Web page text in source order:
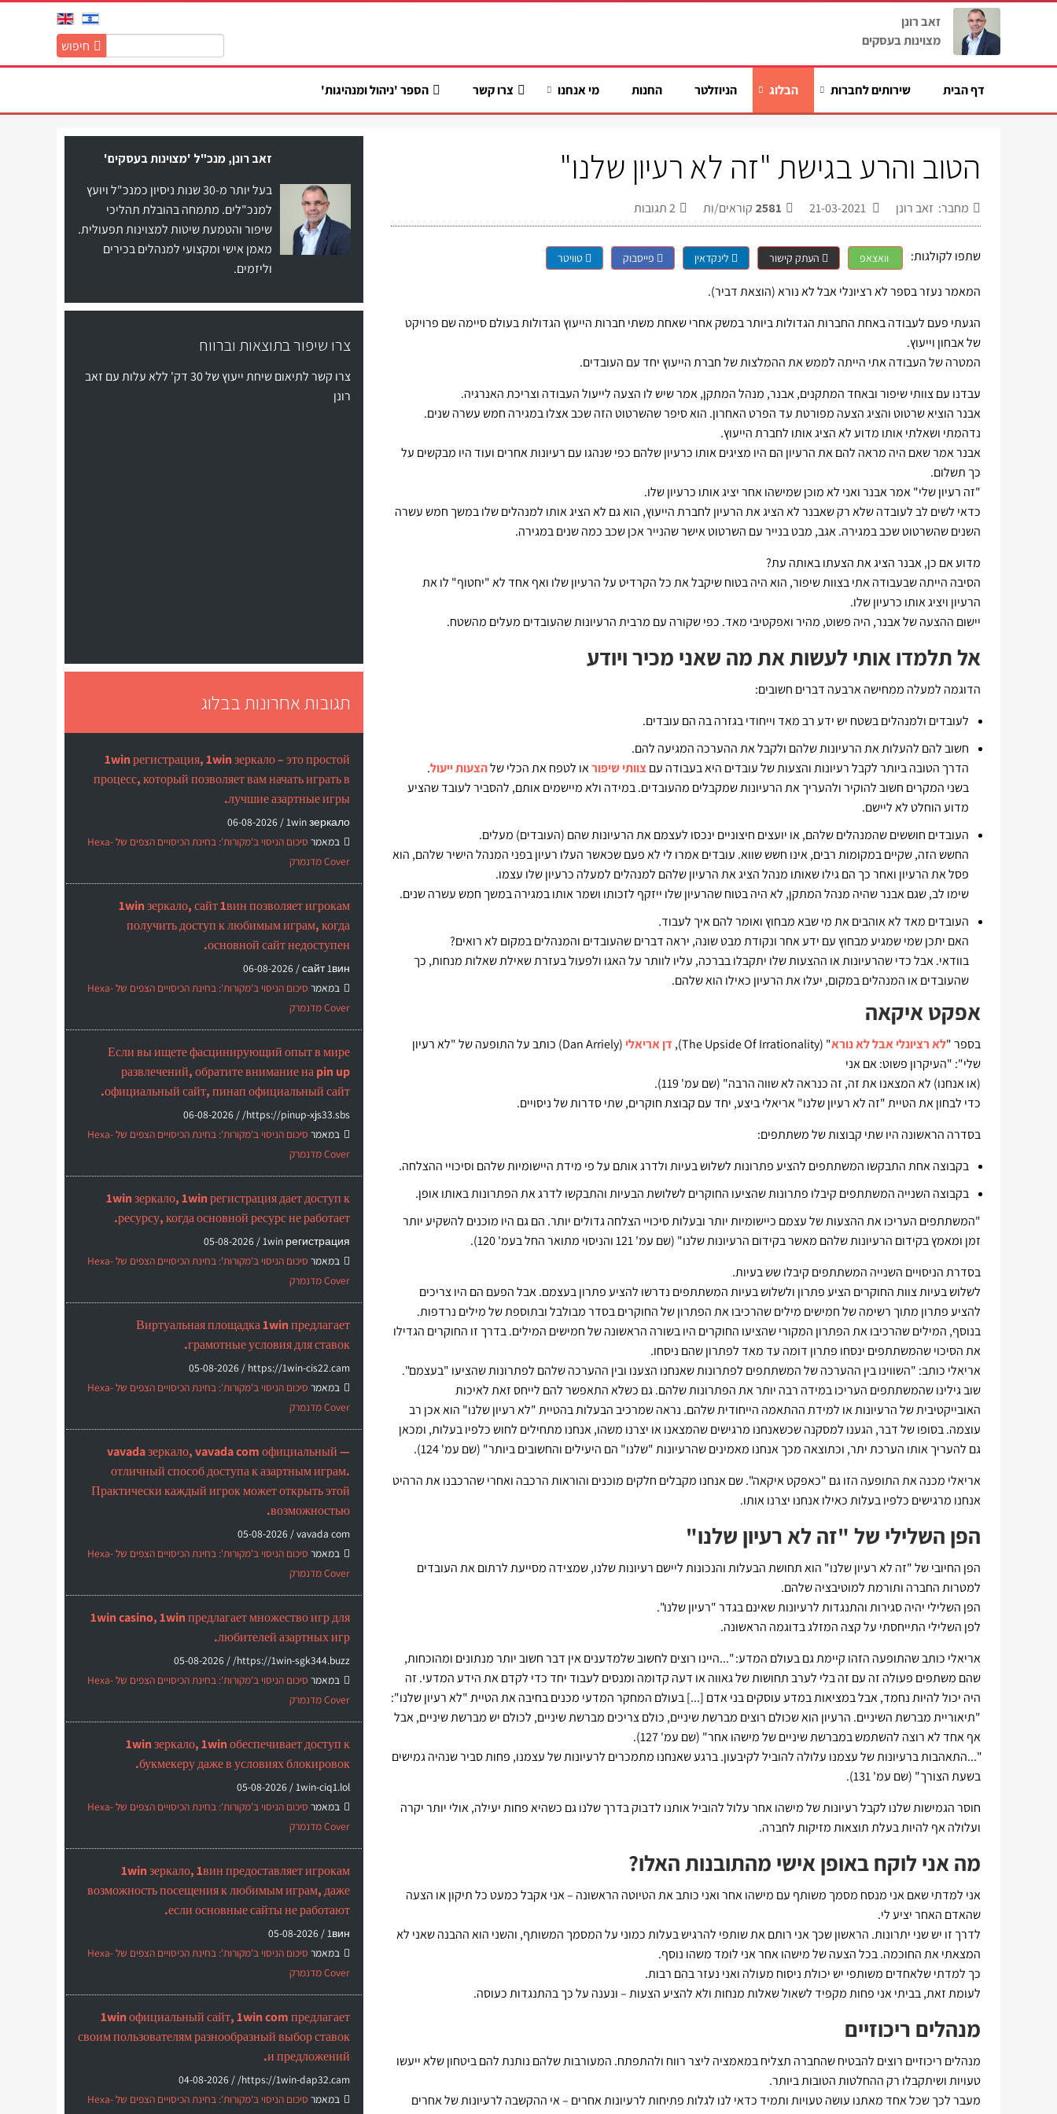
באתר:
חיפוש
זאב רונן
מצוינות בעסקים
דף הבית שירותים לחברות הבלוג הניוזלטר החנות מי אנחנו צרו קשר הספר 'ניהול ומנהיגות'
הטוב והרע בגישת "זה לא רעיון שלנו"
מחבר: זאב רונן 2581 קוראים/ות 2תגובות
שתפו לקולגות: וואצאפ העתק קישור לינקדאין פייסבוק טוויטר
המאמר נעזר בספר לא רציונלי אבל לא נורא (הוצאת דביר).
הגעתי פעם לעבודה באחת החברות הגדולות ביותר במשק אחרי שאחת משתי חברות הייעוץ הגדולות בעולם סיימה שם פרויקט
של אבחון וייעוץ.
המטרה של העבודה אתי הייתה לממש את ההמלצות של חברת הייעוץ יחד עם העובדים.
עבדנו עם צוותי שיפור ובאחד המתקנים, אבנר, מנהל המתקן, אמר שיש לו הצעה לייעול העבודה וצריכת האנרגיה.
אבנר הוציא שרטוט והציג הצעה מפורטת עד הפרט האחרון. הוא סיפר שהשרטוט הזה שכב אצלו במגירה חמש עשרה שנים.
נדהמתי ושאלתי אותו מדוע לא הציג אותו לחברת הייעוץ.
אבנר אמר שאם היה מראה להם את הרעיון הם היו מציגים אותו כרעיון שלהם כפי שנהגו עם רעיונות אחרים ועוד היו מבקשים על
כך תשלום.
"זה רעיון שלי" אמר אבנר ואני לא מוכן שמישהו אחר יציג אותו כרעיון שלו.
כדאי לשים לב לעובדה שלא רק שאבנר לא הציג את הרעיון לחברת הייעוץ, הוא גם לא הציג אותו למנהלים שלו במשך חמש עשרה
השנים שהשרטוט שכב במגירה. אגב, מבט בנייר עם השרטוט אישר שהנייר אכן שכב כמה שנים במגירה.
מדוע אם כן, אבנר הציג את הצעתו באותה עת?
הסיבה הייתה שבעבודה אתי בצוות שיפור, הוא היה בטוח שיקבל את כל הקרדיט על הרעיון שלו ואף אחד לא "יחטוף" לו את
הרעיון ויציג אותו כרעיון שלו.
יישום ההצעה של אבנר, היה פשוט, מהיר ואפקטיבי מאד. כפי שקורה עם מרבית הרעיונות שהעובדים מעלים מהשטח.
אל תלמדו אותי לעשות את מה שאני מכיר ויודע
הדוגמה למעלה ממחישה ארבעה דברים חשובים:
לעובדים ולמנהלים בשטח יש ידע רב מאד וייחודי בגזרה בה הם עובדים.
חשוב להם להעלות את הרעיונות שלהם ולקבל את ההערכה המגיעה להם.
הדרך הטובה ביותר לקבל רעיונות והצעות של עובדים היא בעבודה עם צוותי שיפוראו לטפח את הכלי שלהצעות ייעול.
בשני המקרים חשוב להוקיר ולהעריך את הרעיונות שמקבלים מהעובדים. במידה ולא מיישמים אותם, להסביר לעובד שהציע
מדוע הוחלט לא ליישם.
העובדים חוששים שהמנהלים שלהם, או יועצים חיצוניים ינכסו לעצמם את הרעיונות שהם (העובדים) מעלים.
החשש הזה, שקיים במקומות רבים, אינו חשש שווא. עובדים אמרו לי לא פעם שכאשר העלו רעיון בפני המנהל הישיר שלהם, הוא
פסל את הרעיון ואחר כך הם גילו שאותו מנהל הציג את הרעיון שלהם למנהלים למעלה כרעיון שלו עצמו.
שימו לב, שגם אבנר שהיה מנהל המתקן, לא היה בטוח שהרעיון שלו ייזקף לזכותו ושמר אותו במגירה במשך חמש עשרה שנים.
העובדים מאד לא אוהבים את מי שבא מבחוץ ואומר להם איך לעבוד.
האם יתכן שמי שמגיע מבחוץ עם ידע אחר ונקודת מבט שונה, יראה דברים שהעובדים והמנהלים במקום לא רואים?
בוודאי. אבל כדי שהרעיונות או ההצעות שלו יתקבלו בברכה, עליו לוותר על האגו ולפעול בעזרת שאילת שאלות מנחות, כך
שהעובדים או המנהלים במקום, יעלו את הרעיון כאילו הוא שלהם.
אפקט איקאה
בספר "לא רציונלי אבל לא נורא" (The Upside Of Irrationality), דן אריאלי
(Dan Arriely) כותב על התופעה של "לא רעיון
שלי": "העיקרון פשוט: אם אני
(או אנחנו) לא המצאנו את זה, זה כנראה לא שווה הרבה" (שם עמ' 119).
כדי לבחון את הטיית "זה לא רעיון שלנו" אריאלי ביצע, יחד עם קבוצת חוקרים, שתי סדרות של ניסויים.
בסדרה הראשונה היו שתי קבוצות של משתתפים:
בקבוצה אחת התבקשו המשתתפים להציע פתרונות לשלוש בעיות ולדרג אותם על פי מידת היישומיות שלהם וסיכויי ההצלחה.
בקבוצה השנייה המשתתפים קיבלו פתרונות שהציעו החוקרים לשלושת הבעיות והתבקשו לדרג את הפתרונות באותו אופן.
"המשתתפים העריכו את ההצעות של עצמם כיישומיות יותר ובעלות סיכויי הצלחה גדולים יותר. הם גם היו מוכנים להשקיע יותר
זמן ומאמץ בקידום הרעיונות שלהם מאשר בקידום הרעיונות שלנו" (שם עמ' 121 והניסוי מתואר החל בעמ' 120).
בסדרת הניסויים השנייה המשתתפים קיבלו שש בעיות.
לשלוש בעיות צוות החוקרים הציע פתרון ולשלוש בעיות המשתתפים נדרשו להציע פתרון בעצמם. אבל הפעם הם היו צריכים
להציע פתרון מתוך רשימה של חמישים מילים שהרכיבו את הפתרון של החוקרים בסדר מבולבל ובתוספת של מילים נרדפות.
בנוסף, המילים שהרכיבו את הפתרון המקורי שהציעו החוקרים היו בשורה הראשונה של חמישים המילים. בדרך זו החוקרים הגדילו
את הסיכוי שהמשתתפים ינסחו פתרון דומה עד מאד לפתרון שהם ניסחו.
אריאלי כותב: "השווינו בין ההערכה של המשתתפים לפתרונות שאנחנו הצענו ובין ההערכה שלהם לפתרונות שהציעו "בעצמם".
שוב גילינו שהמשתתפים העריכו במידה רבה יותר את הפתרונות שלהם. גם כשלא התאפשר להם לייחס זאת לאיכות
האובייקטיבית של הרעיונות או למידת ההתאמה הייחודית שלהם. נראה שמרכיב הבעלות בהטיית "לא רעיון שלנו" הוא אכן רב
עוצמה. בסופו של דבר, הגענו למסקנה שכשאנחנו מרגישים שהמצאנו או יצרנו משהו, אנחנו מתחילים לחוש כלפיו בעלות, ומכאן
גם להעריך אותו הערכת יתר, וכתוצאה מכך אנחנו מאמינים שהרעיונות "שלנו" הם היעילים והחשובים ביותר" (שם עמ' 124).
אריאלי מכנה את התופעה הזו גם "כאפקט איקאה". שם אנחנו מקבלים חלקים מוכנים והוראות הרכבה ואחרי שהרכבנו את הרהיט
אנחנו מרגישים כלפיו בעלות כאילו אנחנו יצרנו אותו.
הפן השלילי של "זה לא רעיון שלנו"
הפן החיובי של "זה לא רעיון שלנו" הוא תחושת הבעלות והנכונות ליישם רעיונות שלנו, שמצידה מסייעת לרתום את העובדים
למטרות החברה ותורמת למוטיבציה שלהם.
הפן השלילי יהיה סגירות והתנגדות לרעיונות שאינם בגדר "רעיון שלנו".
לפן השלילי התייחסתי על קצה המזלג בדוגמה הראשונה.
אריאלי כותב שהתופעה הזהו קיימת גם בעולם המדע: "...היינו רוצים לחשוב שלמדענים אין דבר חשוב יותר מנתונים ומהוכחות,
שהם משתפים פעולה זה עם זה בלי לערב תחושות של גאווה או דעה קדומה ומנסים לעבוד יחד כדי לקדם את הידע המדעי. זה
היה יכול להיות נחמד, אבל במציאות במדע עוסקים בני אדם [...] בעולם המחקר המדעי מכנים בחיבה את הטיית "לא רעיון שלנו":
"תיאוריית מברשת השיניים. הרעיון הוא שכולם רוצים מברשת שיניים, כולם צריכים מברשת שיניים, לכולם יש מברשת שיניים, אבל
אף אחד לא רוצה להשתמש במברשת שיניים של מישהו אחר" (שם עמ' 127).
"...התאהבות ברעיונות של עצמנו עלולה להוביל לקיבעון. ברגע שאנחנו מתמכרים לרעיונות של עצמנו, פחות סביר שנהיה גמישים
בשעת הצורך" (שם עמ' 131).
חוסר הגמישות שלנו לקבל רעיונות של מישהו אחר עלול להוביל אותנו לדבוק בדרך שלנו גם כשהיא פחות יעילה, אולי יותר יקרה
ועלולה אף להיות בעלת תוצאות מזיקות לחברה.
מה אני לוקח באופן אישי מהתובנות האלו?
אני למדתי שאם אני מנסח מסמך משותף עם מישהו אחר ואני כותב את הטיוטה הראשונה – אני אקבל כמעט כל תיקון או הצעה
שהאדם האחר יציע לי.
לדרך זו יש שני יתרונות. הראשון שכך אני רותם את שותפי להרגיש בעלות כמוני על המסמך המשותף, והשני הוא ההבנה שאני לא
המצאתי את החוכמה. בכל הצעה של מישהו אחר אני לומד משהו נוסף.
כך למדתי שלאחדים משותפי יש יכולת ניסוח מעולה ואני נעזר בהם רבות.
לעומת זאת, בביתי אני פחות מקפיד לשאול שאלות מנחות ולא להציע הצעות – ונענה על כך בהתנגדות כעוסה.
מנהלים ריכוזיים
מנהלים ריכוזיים רוצים להבטיח שהחברה תצליח במאמציה ליצר רווח ולהתפתח. המעורבות שלהם נותנת להם ביטחון שלא ייעשו
טעויות ושיתקבלו רק ההחלטות הטובות ביותר.
מעבר לכך שכל אחד מאתנו עושה טעויות ותמיד כדאי לנו לגלות פתיחות לרעיונות אחרים – אי ההקשבה לרעיונות של אחרים
זאב רונן, מנכ"ל 'מצוינות בעסקים'
בעל יותר מ-30 שנות ניסיון כמנכ"ל ויועץ
למנכ"לים. מתמחה בהובלת תהליכי
שיפור והטמעת שיטות למצוינות תפעולית.
מאמן אישי ומקצועי למנהלים בכירים
וליזמים.
צרו שיפור בתוצאות וברווח
צרו קשר לתיאום שיחת ייעוץ של 30 דק' ללא עלות עם זאב
רונן
תגובות אחרונות בבלוג
1win регистрация, 1win зеркало – это простой
процесс, который позволяет вам начать играть в
лучшие азартные игры.
1win зеркало /
06-08-2026
במאמר
סיכום הניסוי ב'מקורות': בחינת הכיסויים הצפים של Hexa-
Cover מדנמרק
1win зеркало, сайт 1вин позволяет игрокам
получить доступ к любимым играм, когда
основной сайт недоступен.
сайт 1вин /
06-08-2026
במאמר
סיכום הניסוי ב'מקורות': בחינת הכיסויים הצפים של Hexa-
Cover מדנמרק
Если вы ищете фасцинирующий опыт в мире
развлечений, обратите внимание на pin up
официальный сайт, пинап официальный сайт.
https://pinup-xjs33.sbs/ /
06-08-2026
במאמר
סיכום הניסוי ב'מקורות': בחינת הכיסויים הצפים של Hexa-
Cover מדנמרק
1win зеркало, 1win регистрация дает доступ к
ресурсу, когда основной ресурс не работает.
1win регистрация /
05-08-2026
במאמר
סיכום הניסוי ב'מקורות': בחינת הכיסויים הצפים של Hexa-
Cover מדנמרק
Виртуальная площадка 1win предлагает
грамотные условия для ставок.
https://1win-cis22.cam /
05-08-2026
במאמר
סיכום הניסוי ב'מקורות': בחינת הכיסויים הצפים של Hexa-
Cover מדנמרק
vavada зеркало, vavada com официальный —
отличный способ доступа к азартным играм.
Практически каждый игрок может открыть этой
возможностью.
vavada com /
05-08-2026
במאמר
סיכום הניסוי ב'מקורות': בחינת הכיסויים הצפים של Hexa-
Cover מדנמרק
1win casino, 1win предлагает множество игр для
любителей азартных игр.
https://1win-sgk344.buzz/ /
05-08-2026
במאמר
סיכום הניסוי ב'מקורות': בחינת הכיסויים הצפים של Hexa-
Cover מדנמרק
1win зеркало, 1win обеспечивает доступ к
букмекеру даже в условиях блокировок.
1win-ciq1.lol /
05-08-2026
במאמר
סיכום הניסוי ב'מקורות': בחינת הכיסויים הצפים של Hexa-
Cover מדנמרק
1win зеркало, 1вин предоставляет игрокам
возможность посещения к любимым играм, даже
если основные сайты не работают.
1вин /
05-08-2026
במאמר
סיכום הניסוי ב'מקורות': בחינת הכיסויים הצפים של Hexa-
Cover מדנמרק
1win официальный сайт, 1win com предлагает
своим пользователям разнообразный выбор ставок
и предложений.
https://1win-dap32.cam/ /
04-08-2026
במאמר
סיכום הניסוי ב'מקורות': בחינת הכיסויים הצפים של Hexa-